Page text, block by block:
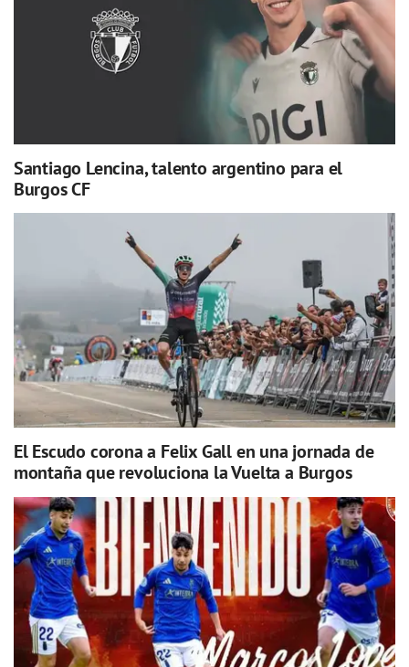
Santiago Lencina, talento argentino para el
Burgos CF
El Escudo corona a Felix Gall en una jornada de
montaña que revoluciona la Vuelta a Burgos